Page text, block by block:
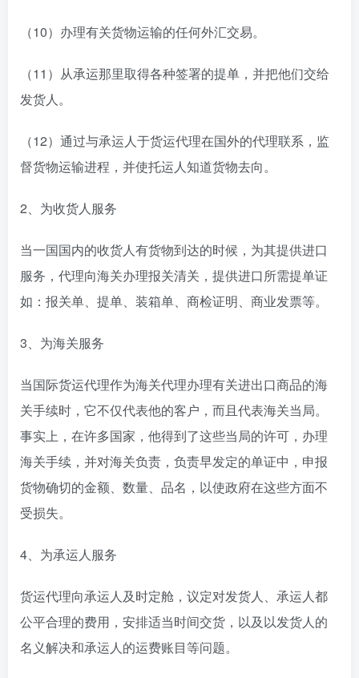
（10）办理有关货物运输的任何外汇交易。
（11）从承运那里取得各种签署的提单，并把他们交给
发货人。
（12）通过与承运人于货运代理在国外的代理联系，监
督货物运输进程，并使托运人知道货物去向。
2、为收货人服务
当一国国内的收货人有货物到达的时候，为其提供进口
服务，代理向海关办理报关清关，提供进口所需提单证
如：报关单、提单、装箱单、商检证明、商业发票等。
3、为海关服务
当国际货运代理作为海关代理办理有关进出口商品的海
关手续时，它不仅代表他的客户，而且代表海关当局。
事实上，在许多国家，他得到了这些当局的许可，办理
海关手续，并对海关负责，负责早发定的单证中，申报
货物确切的金额、数量、品名，以使政府在这些方面不
受损失。
4、为承运人服务
货运代理向承运人及时定舱，议定对发货人、承运人都
公平合理的费用，安排适当时间交货，以及以发货人的
名义解决和承运人的运费账目等问题。